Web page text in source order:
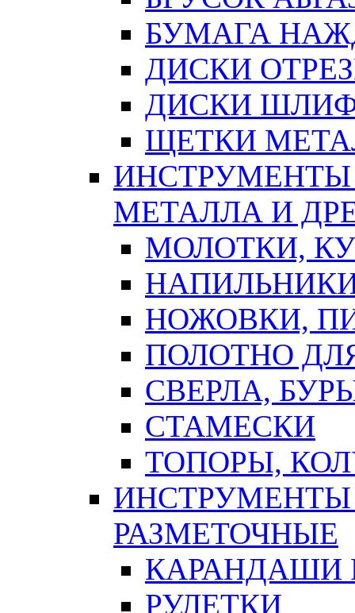
БУМАГА
ДИСКИ
ДИСКИ
ЩЕТКИ
ИНСТРУМЕНТЫ
МЕТАЛЛА И
МОЛОТКИ,
НОЖОВКИ,
ПОЛОТНО
СВЕРЛА,
СТАМЕСКИ
ТОПОРЫ,
ИНСТРУМЕНТЫ
РАЗМЕТОЧНЫЕ
КАРАНДАШИ
РУЛЕТКИ